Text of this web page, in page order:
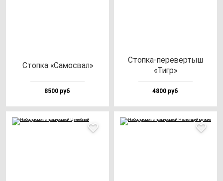
Стоп­ка «Самос­вал»
8500 руб
Стоп­ка-пе­ре­вер­тыш
«Тигр»
4800 руб